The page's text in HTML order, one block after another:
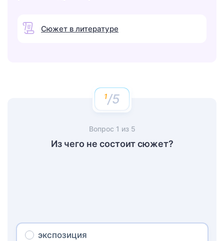
Сюжет в литературе
/5
Вопрос 1 из 5
Из чего не состоит сюжет?
экспозиция